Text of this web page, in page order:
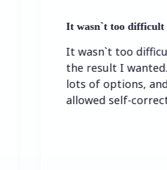
It wasn`t too difficult to get
It wasn`t too difficult to
the result I wanted.
lots of options, and these
allowed self-correction.